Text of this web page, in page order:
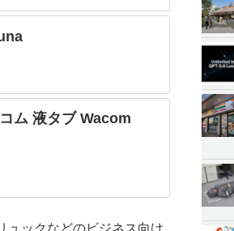
ム 液タブ Wacom
ュックなどのビジネス向け